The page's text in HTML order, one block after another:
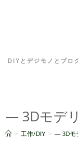
プ
DIYとデジモノとプロ
— 3Dモデ
> 工作/DIY > — 3Dモ